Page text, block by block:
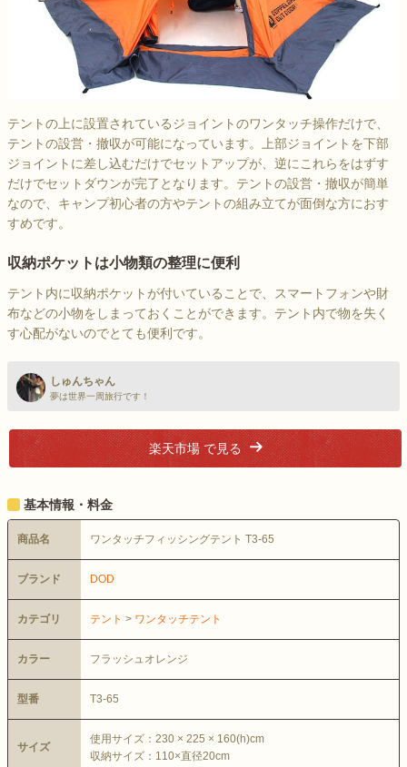
テントの上に設置されているジョイントのワンタッチ操作だけで、
テントの設営・撤収が可能になっています。上部ジョイントを下部
ジョイントに差し込むだけでセットアップが、逆にこれらをはずす
だけでセットダウンが完了となります。テントの設営・撤収が簡単
なので、キャンプ初心者の方やテントの組み立てが面倒な方におす
すめです。
収納ポケットは小物類の整理に便利
テント内に収納ポケットが付いていることで、スマートフォンや財
布などの小物をしまっておくことができます。テント内で物を失く
す心配がないのでとても便利です。
しゅんちゃん
夢は世界一周旅行です！
楽天市場 で見る
基本情報・料金
商品名 ワンタッチフィッシングテント T3-65
ブランド DOD
カテゴリ テント > ワンタッチテント
カラー フラッシュオレンジ
型番 T3-65
サイズ
使用サイズ：230 × 225 × 160(h)cm
収納サイズ：110×直径20cm